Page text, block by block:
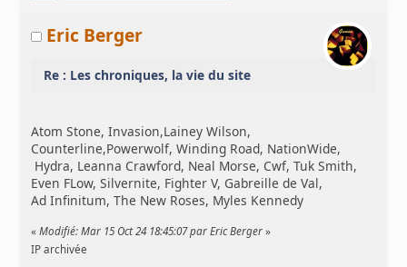
Eric Berger
Re : Les chroniques, la vie du site
Atom Stone, Invasion,Lainey Wilson,
Counterline,Powerwolf, Winding Road, NationWide,
Hydra, Leanna Crawford, Neal Morse, Cwf, Tuk Smith,
Even FLow, Silvernite, Fighter V, Gabreille de Val,
Ad Infinitum, The New Roses, Myles Kennedy
«Modifié: Mar 15 Oct 24 18:45:07 par Eric Berger »
IP archivée